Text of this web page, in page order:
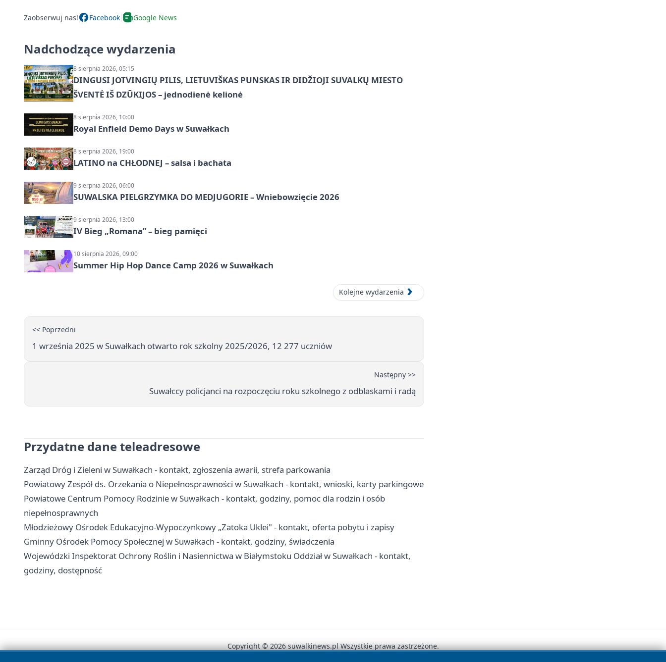
Zaobserwuj nas! Facebook Google News
Nadchodzące wydarzenia
8 sierpnia 2026, 05:15
DINGUSI JOTVINGIŲ PILIS, LIETUVIŠKAS PUNSKAS IR DIDŽIOJI SUVALKŲ MIESTO
ŠVENTĖ IŠ DZŪKIJOS – jednodienė kelionė
8 sierpnia 2026, 10:00
Royal Enfield Demo Days w Suwałkach
8 sierpnia 2026, 19:00
LATINO na CHŁODNEJ – salsa i bachata
9 sierpnia 2026, 06:00
SUWALSKA PIELGRZYMKA DO MEDJUGORIE – Wniebowzięcie 2026
9 sierpnia 2026, 13:00
IV Bieg „Romana” – bieg pamięci
10 sierpnia 2026, 09:00
Summer Hip Hop Dance Camp 2026 w Suwałkach
Kolejne wydarzenia
<< Poprzedni
1 września 2025 w Suwałkach otwarto rok szkolny 2025/2026, 12 277 uczniów
Następny >>
Suwałccy policjanci na rozpoczęciu roku szkolnego z odblaskami i radą
Przydatne dane teleadresowe
Zarząd Dróg i Zieleni w Suwałkach - kontakt, zgłoszenia awarii, strefa parkowania
Powiatowy Zespół ds. Orzekania o Niepełnosprawności w Suwałkach - kontakt, wnioski, karty parkingowe
Powiatowe Centrum Pomocy Rodzinie w Suwałkach - kontakt, godziny, pomoc dla rodzin i osób
niepełnosprawnych
Młodzieżowy Ośrodek Edukacyjno-Wypoczynkowy „Zatoka Uklei" - kontakt, oferta pobytu i zapisy
Gminny Ośrodek Pomocy Społecznej w Suwałkach - kontakt, godziny, świadczenia
Wojewódzki Inspektorat Ochrony Roślin i Nasiennictwa w Białymstoku Oddział w Suwałkach - kontakt,
godziny, dostępność
Copyright © 2026 suwalkinews.pl Wszystkie prawa zastrzeżone.